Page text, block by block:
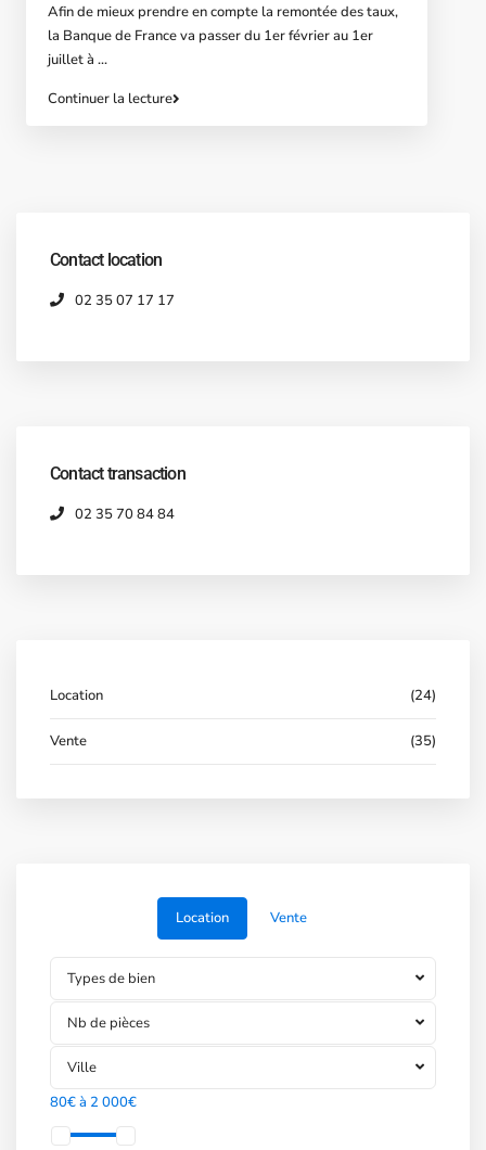
Afin de mieux prendre en compte la remontée des taux,
la Banque de France va passer du 1er février au 1er
juillet à ...
Continuer la lecture
Contact location
02 35 07 17 17
Contact transaction
02 35 70 84 84
Location (24)
Vente (35)
Location Vente
Types de bien
Nb de pièces
Ville
80€ à 2 000€